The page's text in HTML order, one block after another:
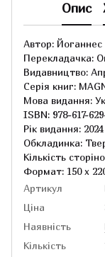
Опис
Автор: Йоганнес
Перекладачка:
Видавництво:
Серія книг:
Мова видання:
ISBN: 978-617-
Рік видання: 2024
Обкладинка:
Кількість
Формат: 150 х
Артикул
Ціна
Наявність
Кількість